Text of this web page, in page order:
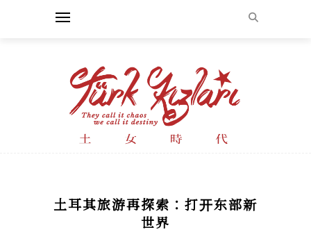
土耳其旅游再探索：打开东部新
世界